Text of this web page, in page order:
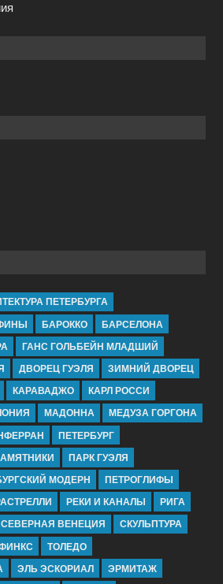
ПЕТЕРБУРГА
БАРОККО
БАРСЕЛОНА
ГАНС ГОЛЬБЕЙН МЛАДШИЙ
ДВОРЕЦ ГУЭЛЯ
ЗИМНИЙ ДВОРЕЦ
КАРАВАДЖО
КАРЛ РОССИ
МАДОННА
МЕДУЗА ГОРГОНА
ПЕТЕРБУРГ
ПАРК ГУЭЛЯ
МОДЕРН
ПЕТРОГЛИФЫ
РЕКИ И КАНАЛЫ
РИГА
СЕВЕРНАЯ ВЕНЕЦИЯ
СКУЛЬПТУРА
ТОЛЕДО
ЭЛЬ ЭСКОРИАЛ ЭРМИТАЖ